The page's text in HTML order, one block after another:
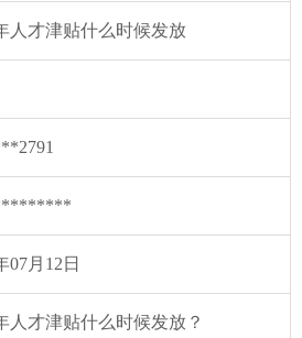
人才津贴什么时候发放
07月12日
人才津贴什么时候发放？